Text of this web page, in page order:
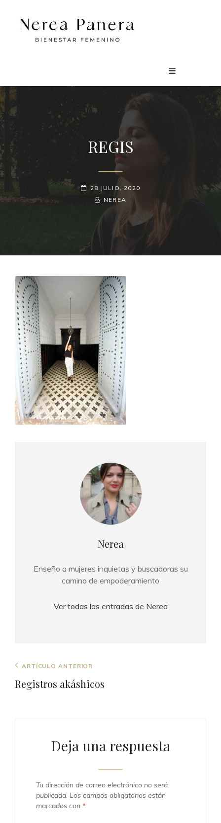
REGIS
PUBLICADO
28 JULIO, 2020
BY
LINE
BYLINE
NEREA
Autor:
Nerea
Enseño a mujeres inquietas y buscadoras su
camino de empoderamiento
Ver todas las entradas de Nerea
Navegación
de
entradas
Entrada
anterior
ARTÍCULO ANTERIOR
Registros akáshicos
Deja una respuesta
Tu dirección de correo electrónico no será
publicada. Los campos obligatorios están
marcados con *